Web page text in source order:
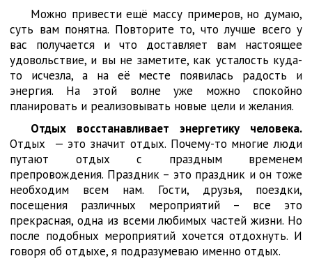
Можно привести ещё массу примеров, но думаю,
суть вам понятна. Повторите то, что лучше всего у
вас получается и что доставляет вам настоящее
удовольствие, и вы не заметите, как усталость куда-
то исчезла, а на её месте появилась радость и
энергия. На этой волне уже можно спокойно
планировать и реализовывать новые цели и желания.
Отдых восстанавливает энергетику человека.
Отдых — это значит отдых. Почему-то многие люди
путают отдых с праздным временем
препровождения. Праздник – это праздник и он тоже
необходим всем нам. Гости, друзья, поездки,
посещения различных мероприятий – все это
прекрасная, одна из всеми любимых частей жизни. Но
после подобных мероприятий хочется отдохнуть. И
говоря об отдыхе, я подразумеваю именно отдых.